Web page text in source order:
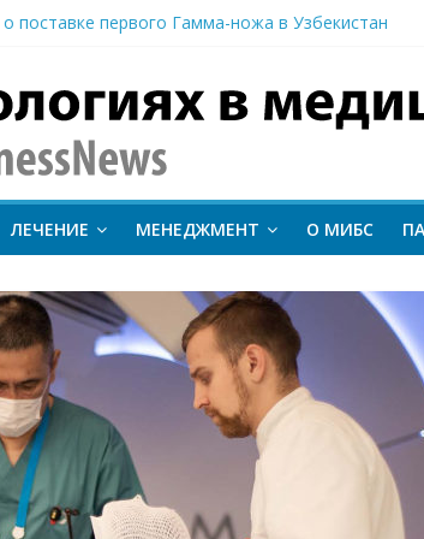
важно следить за состоянием сердечно-
лечения метастатического трижды
метода протонной терапии
и новый этап развития ядерной медицины:
ЛЕЧЕНИЕ МЕНЕДЖМЕНТ О МИБС